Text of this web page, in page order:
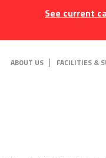
See current
ABOUT US FACILITIES &